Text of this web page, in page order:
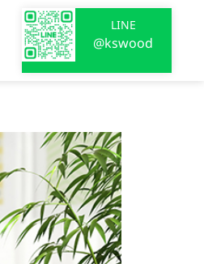
LINE
@kswood